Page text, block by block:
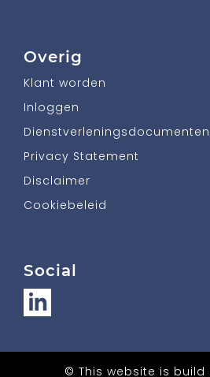
Overig
Klant worden
Inloggen
Dienstverleningsdocumenten
Privacy Statement
Disclaimer
Cookiebeleid
Social
© This website is build